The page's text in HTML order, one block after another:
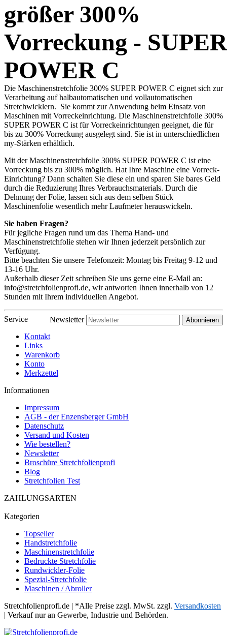
größer 300%
Vorreckung - SUPER
POWER C
Die Maschinenstretchfolie 300% SUPER POWER C eignet sich zur
Verarbeitung auf halbautomatischen und vollautomatischen
Stretchwicklern. Sie kommt zur Anwendung beim Einsatz von
Maschinen mit Vorreckeinrichtung. Die Maschinenstretchfolie 300%
SUPER POWER C ist für Vorreckeinrichtungen geeignet, die für
bis zu 300% Vorreckung ausgelegt sind. Sie ist in unterschiedlichen
my-Stärken erhältlich.
Mit der Maschinenstretchfolie 300% SUPER POWER C ist eine
Vorreckung bis zu 300% möglich. Hat Ihre Maschine eine Vorreck-
Einrichtung? Dann schalten Sie diese ein und sparen Sie bares Geld
durch die Reduzierung Ihres Verbrauchsmaterials. Durch die
Dehnung der Folie, lassen sich aus dem selben Stück
Maschinenfolie wesentlich mehr Laufmeter herauswickeln.
Sie haben Fragen?
Für jegliche Fragen rund um das Thema Hand- und
Maschinenstretchfolie stehen wir Ihnen jederzeit persönlich zur
Verfügung.
Bitte beachten Sie unsere Telefonzeit: Montag bis Freitag 9-12 und
13-16 Uhr.
Außerhalb dieser Zeit schreiben Sie uns gerne eine E-Mail an:
info@stretchfolienprofi.de, wir antworten Ihnen innerhalb von 12
Stunden mit Ihrem individuellen Angebot.
Newsletter Abonnieren
Service
Kontakt
Links
Warenkorb
Konto
Merkzettel
Informationen
Impressum
AGB - der Enzensberger GmbH
Datenschutz
Versand und Kosten
Wie bestellen?
Newsletter
Broschüre Stretchfolienprofi
Blog
Stretchfolien Test
ZAHLUNGSARTEN
Kategorien
Topseller
Handstretchfolie
Maschinenstretchfolie
Bedruckte Stretchfolie
Rundwickler-Folie
Spezial-Stretchfolie
Maschinen / Abroller
Stretchfolienprofi.de | *Alle Preise zzgl. MwSt. zzgl. Versandkosten
| Verkauf nur an Gewerbe, Industrie und Behörden.